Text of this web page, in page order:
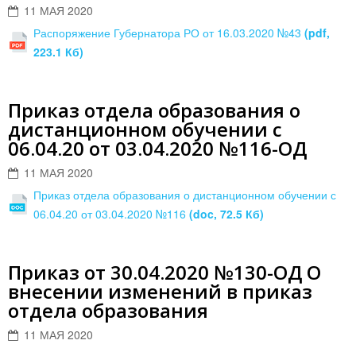
11 МАЯ 2020
Распоряжение Губернатора РО от 16.03.2020 №43 (pdf,
223.1 Кб)
Приказ отдела образования о
дистанционном обучении с
06.04.20 от 03.04.2020 №116-ОД
11 МАЯ 2020
Приказ отдела образования о дистанционном обучении с
06.04.20 от 03.04.2020 №116 (doc, 72.5 Кб)
Приказ от 30.04.2020 №130-ОД О
внесении изменений в приказ
отдела образования
11 МАЯ 2020